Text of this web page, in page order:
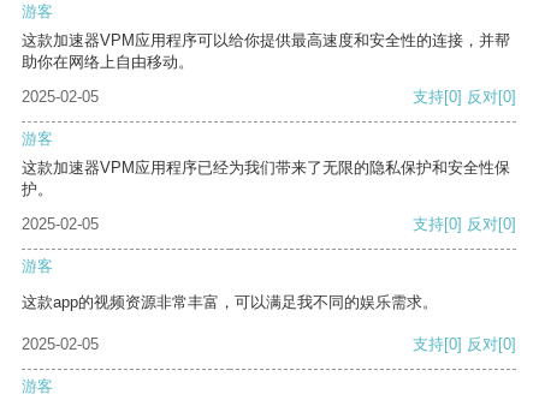
游客
这款加速器VPM应用程序可以给你提供最高速度和安全性的连接，并帮
助你在网络上自由移动。
2025-02-05
支持[0] 反对[0]
游客
这款加速器VPM应用程序已经为我们带来了无限的隐私保护和安全性保
护。
2025-02-05
支持[0] 反对[0]
游客
这款app的视频资源非常丰富，可以满足我不同的娱乐需求。
2025-02-05 支持[0] 反对[0]
游客